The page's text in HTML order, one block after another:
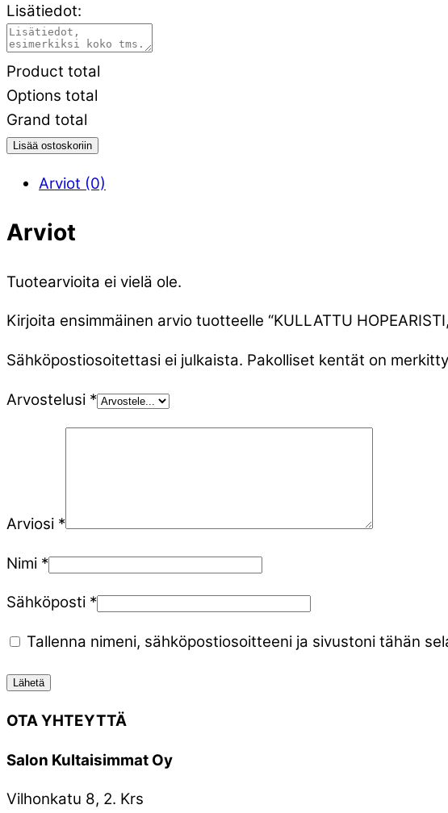
Lisätiedot:
Product total
Options total
Grand total
Lisää ostoskoriin
Arviot (0)
Arviot
Tuotearvioita ei vielä ole.
Kirjoita ensimmäinen arvio tuotteelle “KULLATTU
Sähköpostiosoitettasi ei julkaista. Pakolliset kentät on merkitty
Arvostelusi *
Arviosi *
Nimi *
Sähköposti *
Tallenna nimeni, sähköpostiosoitteeni ja sivustoni tähän
OTA YHTEYTTÄ
Salon Kultaisimmat Oy
Vilhonkatu 8, 2. Krs